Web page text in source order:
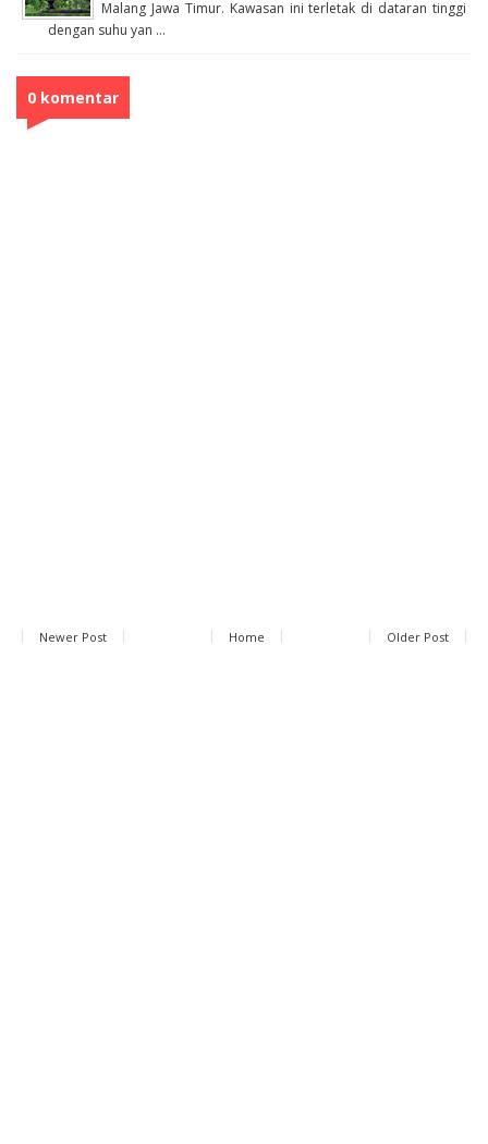
Malang Jawa Timur. Kawasan ini terletak di dataran tinggi
dengan suhu yan ...
0 komentar
Newer Post Older Post
Home